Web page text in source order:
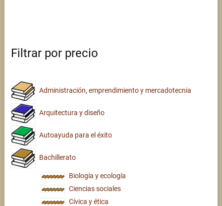
Filtrar por precio
Administración, emprendimiento y mercadotecnia
Arquitectura y diseño
Autoayuda para el éxito
Bachillerato
Biología y ecología
Ciencias sociales
Cívica y ética